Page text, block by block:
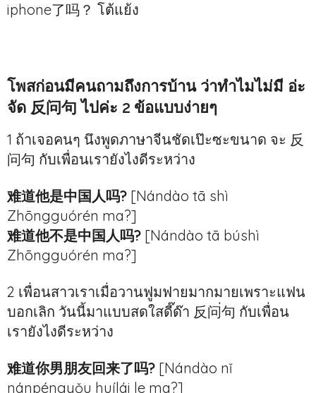
iphone了吗？ โต้แย้ง
โพสก่อนมีคนถามถึงการบ้าน ว่าทำไมไม่มี อ่ะ
จัด 反问句 ไปค่ะ 2 ข้อแบบง่ายๆ
1 ถ้าเจอคนๆ นึงพูดภาษาจีนชัดเป๊ะซะขนาด จะ 反
问句 กับเพื่อนเรายังไงดีระหว่าง
难道他是中国人吗? [Nándào tā shì
Zhōngguórén ma?]
难道他不是中国人吗? [Nándào tā búshì
Zhōngguórén ma?]
2 เพื่อนสาวเราเมื่อวานฟูมฟายมากมายเพราะแฟน
บอกเลิก วันนี้มาแบบสดใสดี๊ด๊า 反问่句 กับเพื่อน
เรายังไงดีระหว่าง
难道你男朋友回来了吗? [Nándào nǐ
nánpéngyǒu huílái le ma?]